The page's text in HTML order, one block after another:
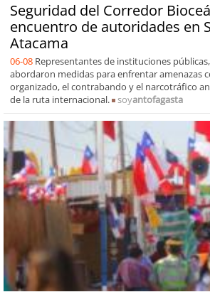
Seguridad del Corredor
encuentro de autoridades en
Atacama
06-08 Representantes de instituciones
abordaron medidas para enfrentar amenazas
organizado, el contrabando y el narcotráfico
de la ruta internacional.
soyantofagasta